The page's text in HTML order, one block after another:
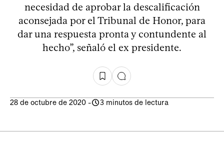
necesidad de aprobar la descalificación
aconsejada por el Tribunal de Honor, para
dar una respuesta pronta y contundente al
hecho”, señaló el ex presidente.
28 de octubre de 2020 - 3 minutos de lectura